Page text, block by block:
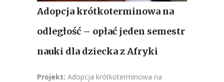
Adopcja krótkoterminowa na
odległość – opłać jeden semestr
nauki dla dziecka z Afryki
Projekt: Adopcja krótkoterminowa na